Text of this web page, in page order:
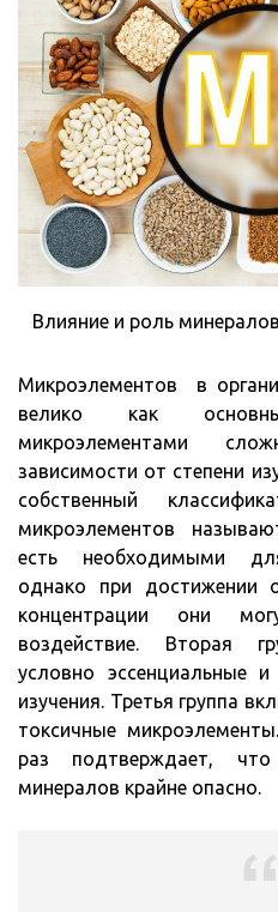
Влияние и роль
Микроэлементов в
велико как
микроэлементами
зависимости от степени
собственный
микроэлементов
есть необходимыми
однако при достижении
концентрации они
воздействие. Вторая
условно эссенциальные
изучения. Третья группа
токсичные
раз подтверждает,
минералов крайне опасно.